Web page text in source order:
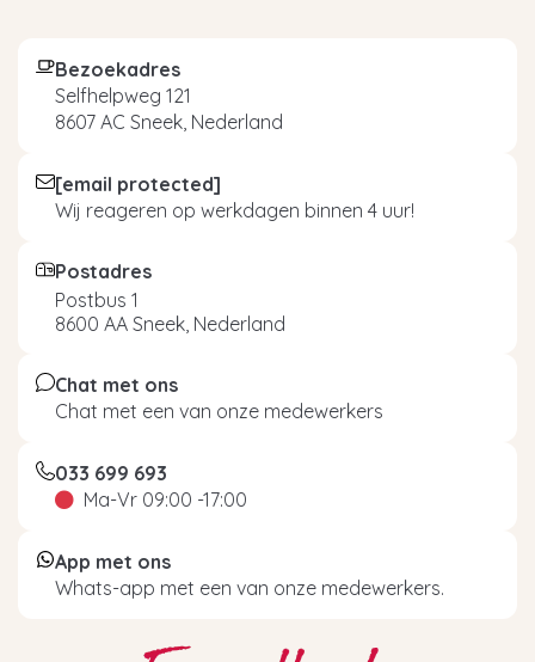
Bezoekadres
Selfhelpweg 121
8607 AC Sneek, Nederland
[email protected]
Wij reageren op werkdagen binnen 4 uur!
Postadres
Postbus 1
8600 AA Sneek, Nederland
Chat met ons
Chat met een van onze medewerkers
033 699 693
Ma-Vr 09:00 -17:00
App met ons
Whats-app met een van onze medewerkers.